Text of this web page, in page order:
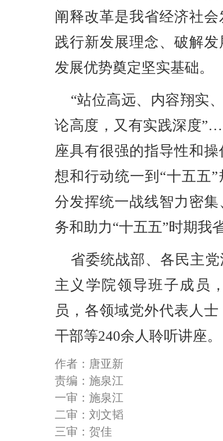
阐释改革是我省经济社
践行新发展理念、破解
发展优势奠定坚实基础。
“站位高远、内容翔实
论高度，又有实践深度
座具有很强的指导性和
想和行动统一到“十五五
分发挥统一战线智力密
务和助力“十五五”时期我
省委统战部、各民主
主义学院领导班子成员
员，各领域党外代表人
干部等240余人聆听讲座。
作者：唐亚新
责编：施泉江
一审：施泉江
二审：刘文韬
三审：贺佳